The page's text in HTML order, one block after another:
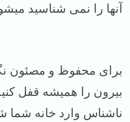
آنها را نمی شناسید
برای محفوظ و مصئون
بیرون را همیشه قفل
ناشناس وارد خانه شما